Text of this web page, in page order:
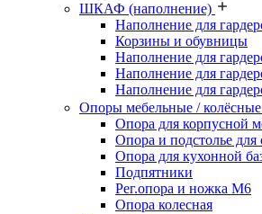
ШКАФ (наполнение)
Наполнение для
Корзины и обувницы
Наполнение для
Наполнение для
Наполнение для
Опоры мебельные / колёсные
Опора для корпусной
Опора и подстолье для
Опора для кухонной
Подпятники
Рег.опора и ножка М6
Опора колесная